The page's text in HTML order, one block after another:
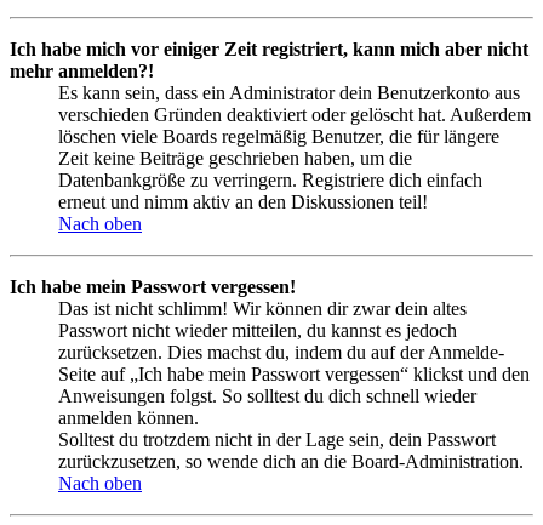
Ich habe mich vor einiger Zeit registriert, kann mich aber nicht
mehr anmelden?!
Es kann sein, dass ein Administrator dein Benutzerkonto aus
verschieden Gründen deaktiviert oder gelöscht hat. Außerdem
löschen viele Boards regelmäßig Benutzer, die für längere
Zeit keine Beiträge geschrieben haben, um die
Datenbankgröße zu verringern. Registriere dich einfach
erneut und nimm aktiv an den Diskussionen teil!
Nach oben
Ich habe mein Passwort vergessen!
Das ist nicht schlimm! Wir können dir zwar dein altes
Passwort nicht wieder mitteilen, du kannst es jedoch
zurücksetzen. Dies machst du, indem du auf der Anmelde-
Seite auf „Ich habe mein Passwort vergessen“ klickst und den
Anweisungen folgst. So solltest du dich schnell wieder
anmelden können.
Solltest du trotzdem nicht in der Lage sein, dein Passwort
zurückzusetzen, so wende dich an die Board-Administration.
Nach oben